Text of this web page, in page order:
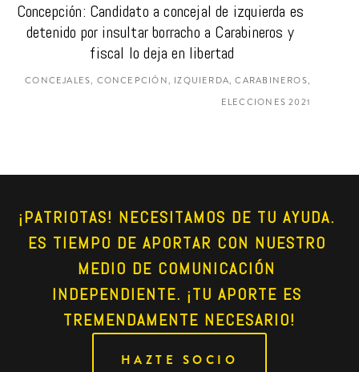
Concepción: Candidato a concejal de izquierda es
detenido por insultar borracho a Carabineros y
fiscal lo deja en libertad
CONCEJALES, CONCEPCIÓN, IZQUIERDA, CARABINEROS,
ELECCIONES 2021
¡PATRIOTAS! NECESITAMOS DE TU AYUDA.
ES TIEMPO DE APORTAR CON NUESTRO
MEDIO DE COMUNICACIÓN
INDEPENDIENTE. ¡TU APORTE ES
TREMENDAMENTE NECESARIO!
HAZTE SOCIO